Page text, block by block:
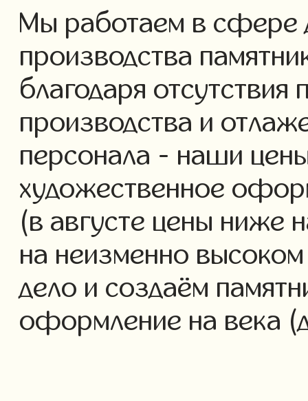
Мы работаем в сфере
производства
благодаря отсутствия
производства и
персонала - наши
художественное
(в августе цены ниже
на неизменно
дело и создаём
оформление на века